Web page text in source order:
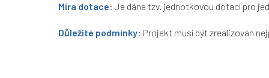
Míra dotace: Je dána tzv. jednotkovou dotací pro
Důležité podmínky: Projekt musí být zrealizován